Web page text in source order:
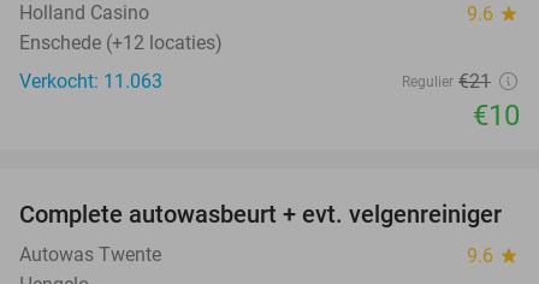
Holland Casino 9.6 star
Enschede (+12 locaties)
Verkocht: 11.063
Regulier €21
€10
42%
Complete autowasbeurt + evt. velgenreiniger
Autowas Twente 9.6 star